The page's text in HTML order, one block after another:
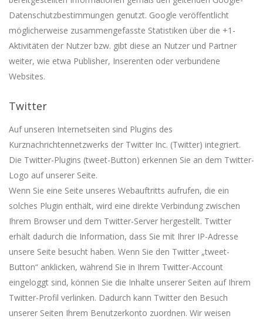
Datenschutzbestimmungen genutzt. Google veröffentlicht
möglicherweise zusammengefasste Statistiken über die +1-
Aktivitäten der Nutzer bzw. gibt diese an Nutzer und Partner
weiter, wie etwa Publisher, Inserenten oder verbundene
Websites.
Twitter
Auf unseren Internetseiten sind Plugins des
Kurznachrichtennetzwerks der Twitter Inc. (Twitter) integriert.
Die Twitter-Plugins (tweet-Button) erkennen Sie an dem Twitter-
Logo auf unserer Seite.
Wenn Sie eine Seite unseres Webauftritts aufrufen, die ein
solches Plugin enthält, wird eine direkte Verbindung zwischen
Ihrem Browser und dem Twitter-Server hergestellt. Twitter
erhält dadurch die Information, dass Sie mit Ihrer IP-Adresse
unsere Seite besucht haben. Wenn Sie den Twitter „tweet-
Button“ anklicken, während Sie in Ihrem Twitter-Account
eingeloggt sind, können Sie die Inhalte unserer Seiten auf Ihrem
Twitter-Profil verlinken. Dadurch kann Twitter den Besuch
unserer Seiten Ihrem Benutzerkonto zuordnen. Wir weisen